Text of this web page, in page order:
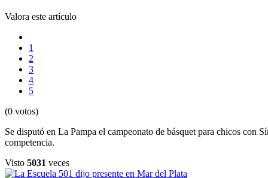
Valora este artículo
1
2
3
4
5
(0 votos)
Se disputó en La Pampa el campeonato de básquet para chicos con
competencia.
Visto 5031 veces